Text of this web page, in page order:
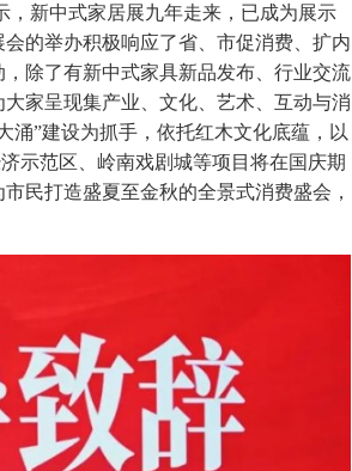
，新中式家居展九年走来，已成为展示
的举办积极响应了省、市促消费、扩内
除了有新中式家具新品发布、行业交流
家呈现集产业、文化、艺术、互动与消
涌”建设为抓手，依托红木文化底蕴，以
示范区、岭南戏剧城等项目将在国庆期
民打造盛夏至金秋的全景式消费盛会，